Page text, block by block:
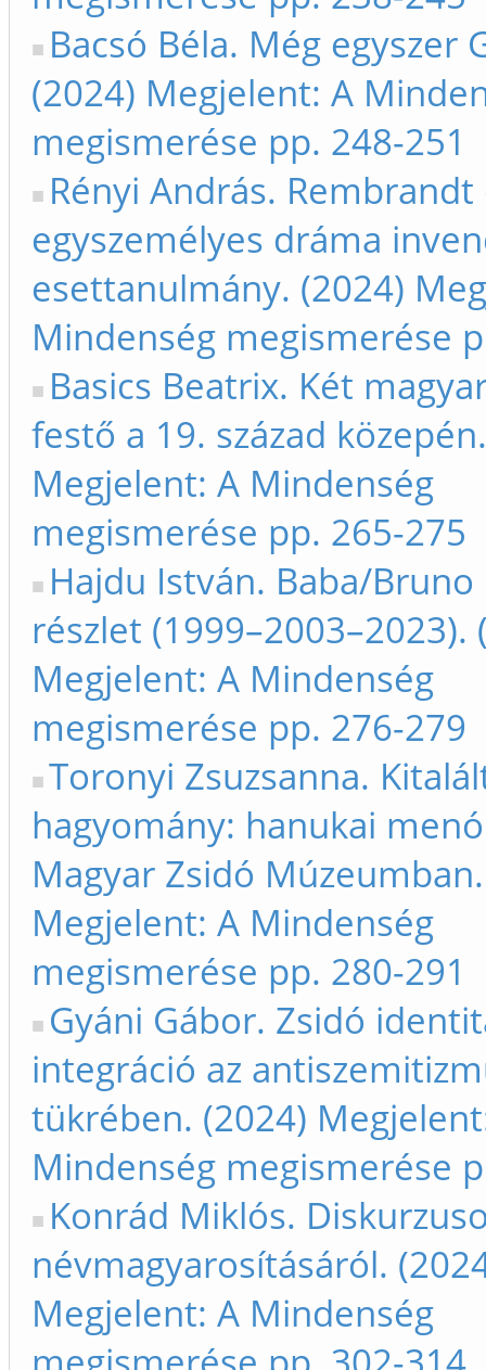
Bacsó Béla. Még egyszer
(2024) Megjelent: A
megismerése pp. 248-251
Rényi András. Rembrandt
egyszemélyes dráma
esettanulmány. (2024)
Mindenség megismerése
Basics Beatrix. Két
festő a 19. század
Megjelent: A Mindenség
megismerése pp. 265-275
Hajdu István. Baba/Bruno
részlet (1999–2003–2023).
Megjelent: A Mindenség
megismerése pp. 276-279
Toronyi Zsuzsanna.
hagyomány: hanukai
Magyar Zsidó
Megjelent: A Mindenség
megismerése pp. 280-291
Gyáni Gábor. Zsidó
integráció az
tükrében. (2024)
Mindenség megismerése
Konrád Miklós.
névmagyarosításáról.
Megjelent: A Mindenség